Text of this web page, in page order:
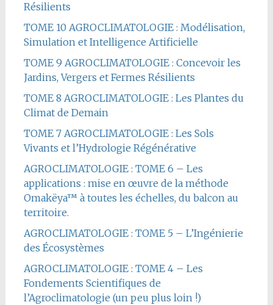
Résilients
TOME 10 AGROCLIMATOLOGIE : Modélisation,
Simulation et Intelligence Artificielle
TOME 9 AGROCLIMATOLOGIE : Concevoir les
Jardins, Vergers et Fermes Résilients
TOME 8 AGROCLIMATOLOGIE : Les Plantes du
Climat de Demain
TOME 7 AGROCLIMATOLOGIE : Les Sols
Vivants et l’Hydrologie Régénérative
AGROCLIMATOLOGIE : TOME 6 – Les
applications : mise en œuvre de la méthode
Omakëya™ à toutes les échelles, du balcon au
territoire.
AGROCLIMATOLOGIE : TOME 5 – L’Ingénierie
des Écosystèmes
AGROCLIMATOLOGIE : TOME 4 – Les
Fondements Scientifiques de
l’Agroclimatologie (un peu plus loin !)